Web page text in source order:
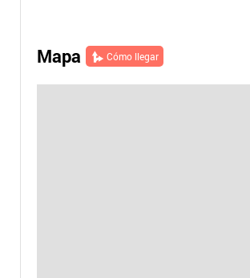
Mapa Cómo llegar